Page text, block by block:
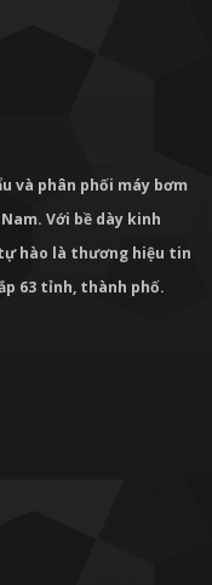
và phân phối máy bơm
Với bề dày kinh
hào là thương hiệu tin
63 tỉnh, thành phố.